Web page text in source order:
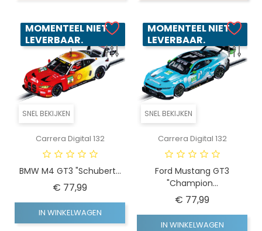
SNEL BEKIJKEN
MOMENTEEL NIET
LEVERBAAR.
Carrera Digital 132
BMW M4 GT3 "Schubert...
€ 77,99Prijs
IN WINKELWAGEN
SNEL BEKIJKEN
MOMENTEEL NIET
LEVERBAAR.
Carrera Digital 132
Ford Mustang GT3
"Champion...
€ 77,99Prijs
IN WINKELWAGEN